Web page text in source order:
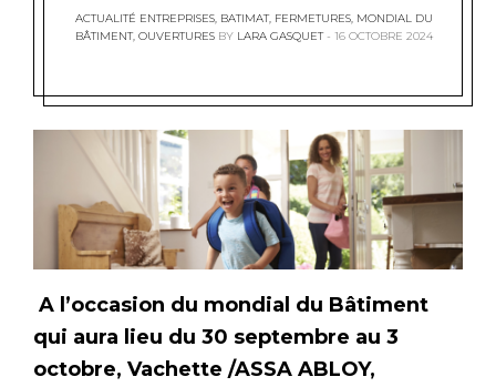
ACTUALITÉ ENTREPRISES, BATIMAT, FERMETURES, MONDIAL DU
BÂTIMENT, OUVERTURES BY LARA GASQUET 16 OCTOBRE 2024
A l’occasion du mondial du Bâtiment
qui aura lieu du 30 septembre au 3
octobre, Vachette /ASSA ABLOY,